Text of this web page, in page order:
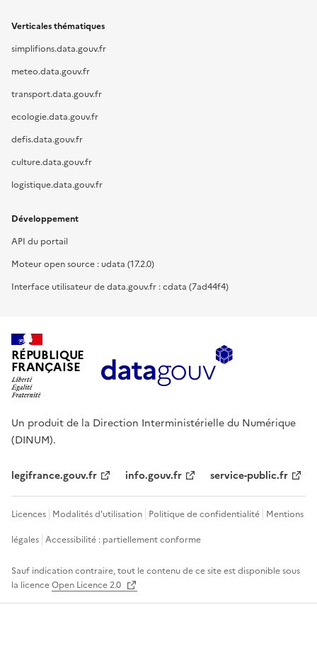
Verticales thématiques
simplifions.data.gouv.fr
meteo.data.gouv.fr
transport.data.gouv.fr
ecologie.data.gouv.fr
defis.data.gouv.fr
culture.data.gouv.fr
logistique.data.gouv.fr
Développement
API du portail
Moteur open source : udata (17.2.0)
Interface utilisateur de data.gouv.fr : cdata (7ad44f4)
RÉPUBLIQUE
FRANÇAISE
Un produit de la Direction Interministérielle du Numérique
(DINUM).
legifrance.gouv.fr info.gouv.fr service-public.fr
Licences Modalités d'utilisation Politique de confidentialité Mentions
légales Accessibilité : partiellement conforme
Sauf indication contraire, tout le contenu de ce site est disponible sous
la licenceOpen Licence 2.0